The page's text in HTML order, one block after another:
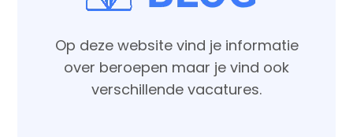
Op deze website vind je informatie
over beroepen maar je vind ook
verschillende vacatures.